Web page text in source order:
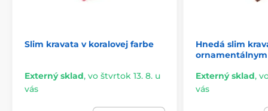
Slim kravata v koralovej farbe
Externý sklad, vo štvrtok 13. 8. u
vás
Hnedá slim
Externý sklad,
vás